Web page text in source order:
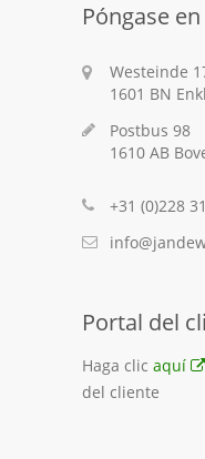
Póngase
Westeinde
1601 BN
Postbus 98
1610 AB
+31 (0)228
Portal del
Haga clic aquí
del cliente